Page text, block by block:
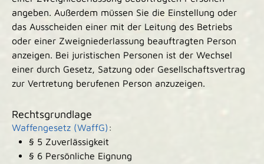
angeben. Außerdem müssen Sie die Einstellung oder
das Ausscheiden einer mit der Leitung des Betriebs
oder einer Zweigniederlassung beauftragten Person
anzeigen. Bei juristischen Personen ist der Wechsel
einer durch Gesetz, Satzung oder Gesellschaftsvertrag
zur Vertretung berufenen Person anzuzeigen.
Rechtsgrundlage
Waffengesetz (WaffG) :
§ 5 Zuverlässigkeit
§ 6 Persönliche Eignung